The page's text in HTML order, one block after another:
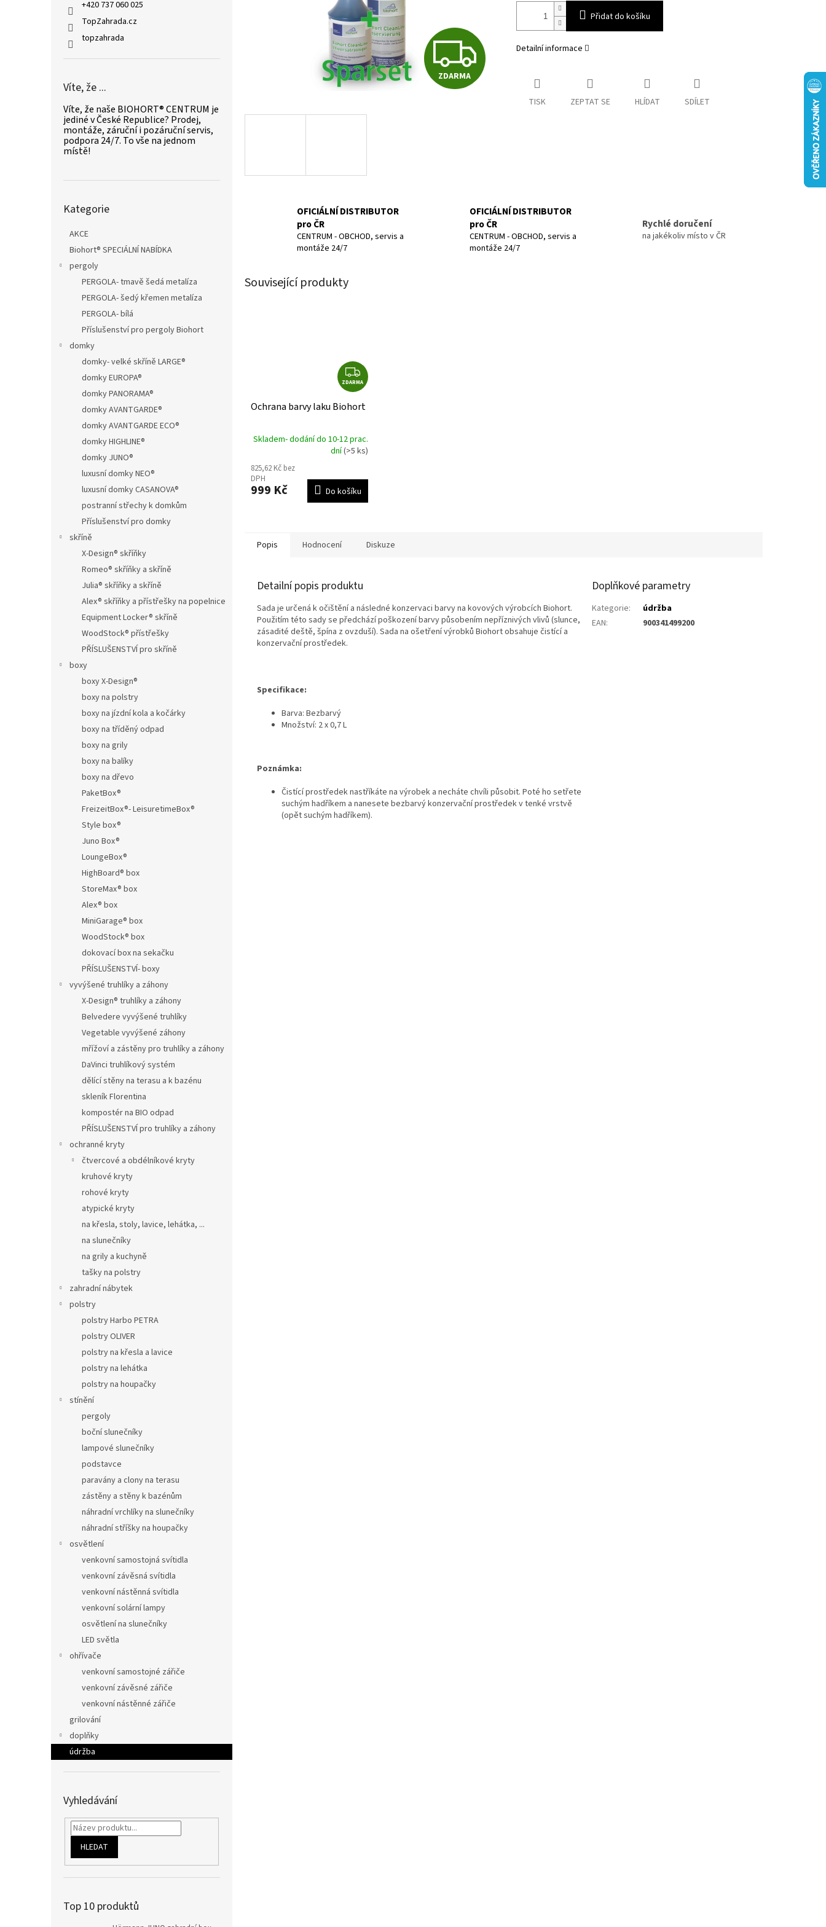
+420 737 060 025
TopZahrada.cz
topzahrada
Víte, že ...
Víte, že naše BIOHORT® CENTRUM je
jediné v České Republice? Prodej,
montáže, záruční i pozáruční servis,
podpora 24/7. To vše na jednom
místě!
kategorie
Kategorie
AKCE
Biohort® SPECIÁLNÍ NABÍDKA
pergoly
PERGOLA- tmavě šedá metalíza
PERGOLA- šedý křemen metalíza
PERGOLA- bílá
Příslušenství pro pergoly Biohort
domky
domky- velké skříně LARGE®
domky EUROPA®
domky PANORAMA®
domky AVANTGARDE®
domky AVANTGARDE ECO®
domky HIGHLINE®
domky JUNO®
luxusní domky NEO®
luxusní domky CASANOVA®
postranní střechy k domkům
Příslušenství pro domky
skříně
X-Design® skříňky
Romeo® skříňky a skříně
Julia® skříňky a skříně
Alex® skříňky a přístřešky na popelnice
Equipment Locker® skříně
WoodStock® přístřešky
PŘÍSLUŠENSTVÍ pro skříně
boxy
boxy X-Design®
boxy na polstry
boxy na jízdní kola a kočárky
boxy na tříděný odpad
boxy na grily
boxy na balíky
boxy na dřevo
PaketBox®
FreizeitBox®- LeisuretimeBox®
Style box®
Juno Box®
LoungeBox®
HighBoard® box
StoreMax® box
Alex® box
MiniGarage® box
WoodStock® box
dokovací box na sekačku
PŘÍSLUŠENSTVÍ- boxy
vyvýšené truhlíky a záhony
X-Design® truhlíky a záhony
Belvedere vyvýšené truhlíky
Vegetable vyvýšené záhony
mřížoví a zástěny pro truhlíky a záhony
DaVinci truhlíkový systém
dělící stěny na terasu a k bazénu
skleník Florentina
kompostér na BIO odpad
PŘÍSLUŠENSTVÍ pro truhlíky a záhony
ochranné kryty
čtvercové a obdélníkové kryty
kruhové kryty
rohové kryty
atypické kryty
na křesla, stoly, lavice, lehátka, ...
na slunečníky
na grily a kuchyně
tašky na polstry
zahradní nábytek
polstry
polstry Harbo PETRA
polstry OLIVER
polstry na křesla a lavice
polstry na lehátka
polstry na houpačky
stínění
pergoly
boční slunečníky
lampové slunečníky
podstavce
paravány a clony na terasu
zástěny a stěny k bazénům
náhradní vrchlíky na slunečníky
náhradní stříšky na houpačky
osvětlení
venkovní samostojná svítidla
venkovní závěsná svítidla
venkovní nástěnná svítidla
venkovní solární lampy
osvětlení na slunečníky
LED světla
ohřívače
venkovní samostojné zářiče
venkovní závěsné zářiče
venkovní nástěnné zářiče
grilování
doplňky
údržba
Vyhledávání
HLEDAT
Top 10 produktů
Z
D
M
ZDARMA
Přidat do košíku
Detailní informace
TISK ZEPTAT SE HLÍDAT SDÍLET
OFICIÁLNÍ DISTRIBUTOR
pro ČR
CENTRUM - OBCHOD, servis a
montáže 24/7
OFICIÁLNÍ DISTRIBUTOR
pro ČR
CENTRUM - OBCHOD, servis a
montáže 24/7
Rychlé doručení
na jakékoliv místo v ČR
Související produkty
Z
D
A
A
ZDARMA
Ochrana barvy laku Biohort
Skladem- dodání do 10-12 prac.
dní(>5 ks)
825,62 Kč bez
DPH
999 Kč Do košíku
Popis Hodnocení Diskuze
Detailní popis produktu
Sada je určená k očištění a následné konzervaci barvy na kovových výrobcích Biohort.
Použitím této sady se předchází poškození barvy působením nepříznivých vlivů (slunce,
zásadité deště, špína z ovzduší). Sada na ošetření výrobků Biohort obsahuje čistící a
konzervační prostředek.
Specifikace:
Barva: Bezbarvý
Množství: 2 x 0,7 L
Poznámka:
Čistící prostředek nastříkáte na výrobek a necháte chvíli působit. Poté ho setřete
suchým hadříkem a nanesete bezbarvý konzervační prostředek v tenké vrstvě
(opět suchým hadříkem).
Doplňkové parametry
Kategorie:
údržba
EAN: 900341499200